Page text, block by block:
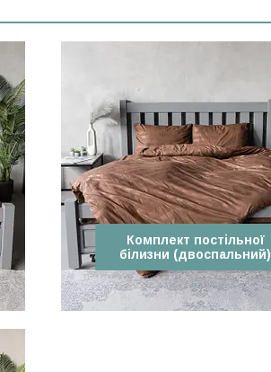
Комплект постільної
білизни (двоспальний)